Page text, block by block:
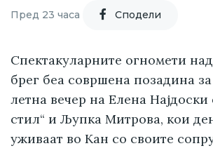
Пред 23 часа Cподели
Спектакуларните огномети
брег беа совршена позадина
летна вечер на Елена
стил“ и Љупка Митрова, кои
уживаат во Кан со своите